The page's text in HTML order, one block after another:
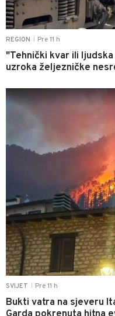
REGION Pre 11 h
"Tehnički kvar ili
uzroka željezničke
SVIJET Pre 11 h
Bukti vatra na sjeveru